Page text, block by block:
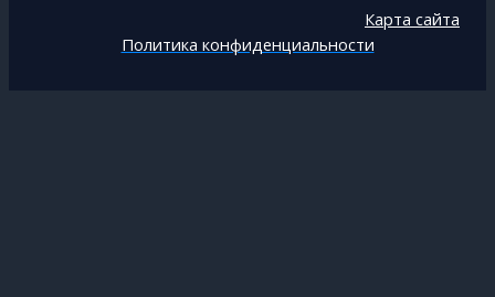
Карта сайта
Политика конфиденциальности